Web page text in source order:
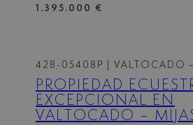
1.395.000 €
428-05408P | VALTOCADO
PROPIEDAD
EXCEPCIONAL EN
VALTOCADO –